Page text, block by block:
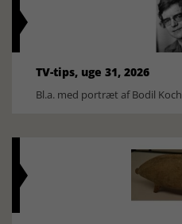
TV-tips, uge 31, 2026
Bl.a. med portræt af Bodil Koch